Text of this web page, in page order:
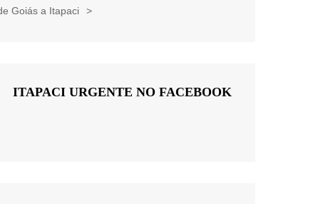
Goiás a Itapaci
ITAPACI URGENTE NO FACEBOOK